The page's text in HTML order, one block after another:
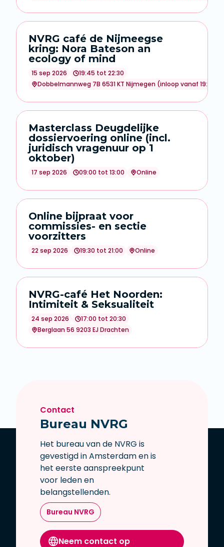
NVRG café de Nijmeegse
kring: Nora Bateson an
ecology of mind
15 sep 2026
19:45 tot 22:30
Dobbelmannweg 7B 6531 KT Nijmegen (inloop vanaf 19:15
Masterclass Deugdelijke
dossiervoering online (incl.
juridisch vragenuur op 1
oktober)
17 sep 2026 09:00 tot 13:00 Online
Online bijpraat voor
commissies- en sectie
voorzitters
22 sep 2026 19:30 tot 21:00 Online
NVRG-café Het Noorden:
Intimiteit & Seksualiteit
24 sep 2026
17:00 tot 20:30
Berglaan 56 9203 EJ Drachten
Contact
Bureau NVRG
Het bureau van de NVRG is
gevestigd in Amsterdam en is
het eerste aanspreekpunt
voor leden en
belangstellenden.
Bureau NVRG
Neem contact op